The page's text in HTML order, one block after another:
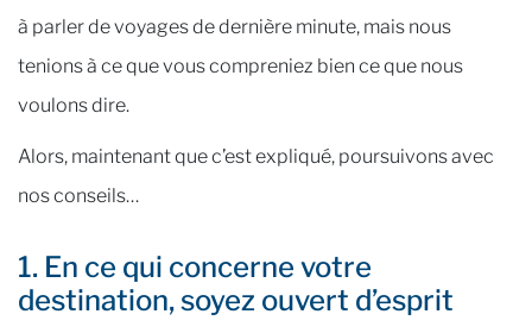
à parler de voyages de dernière minute, mais nous
tenions à ce que vous compreniez bien ce que nous
voulons dire.
Alors, maintenant que c’est expliqué, poursuivons avec
nos conseils…
1. En ce qui concerne votre
destination, soyez ouvert d’esprit